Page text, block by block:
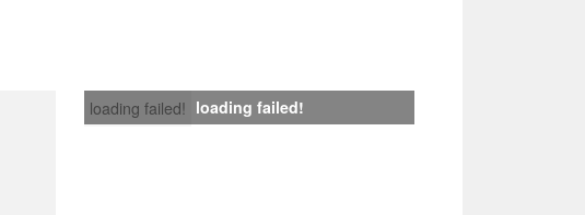
loading failed! loading failed!